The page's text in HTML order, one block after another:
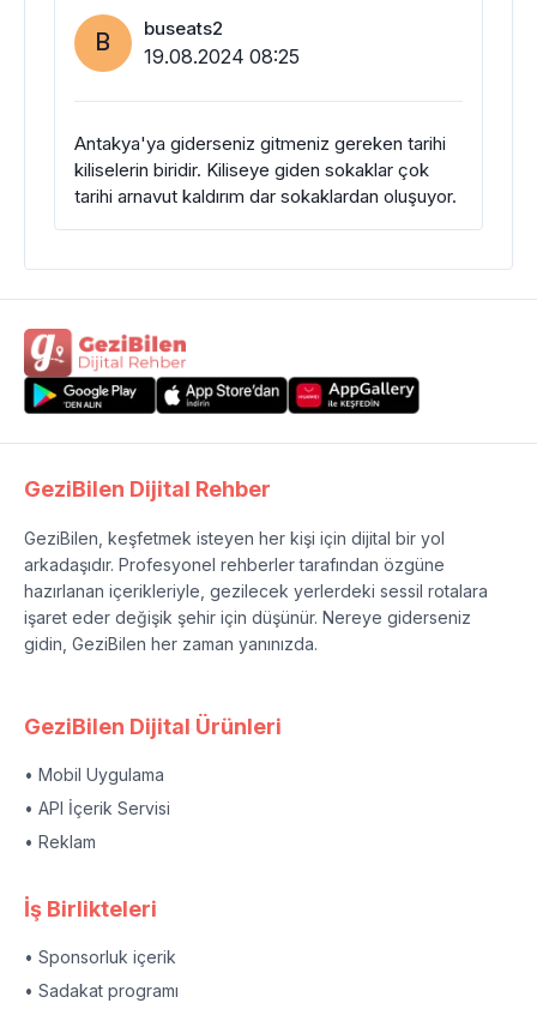
B buseats2
19.08.2024 08:25
Antakya'ya giderseniz gitmeniz gereken tarihi
kiliselerin biridir. Kiliseye giden sokaklar çok
tarihi arnavut kaldırım dar sokaklardan oluşuyor.
GeziBilen Dijital Rehber
GeziBilen, keşfetmek isteyen her kişi için dijital bir yol
arkadaşıdır. Profesyonel rehberler tarafından özgüne
hazırlanan içerikleriyle, gezilecek yerlerdeki sessil rotalara
işaret eder değişik şehir için düşünür. Nereye giderseniz
gidin, GeziBilen her zaman yanınızda.
GeziBilen Dijital Ürünleri
• Mobil Uygulama
• API İçerik Servisi
• Reklam
İş Birlikteleri
• Sponsorluk içerik
• Sadakat programı